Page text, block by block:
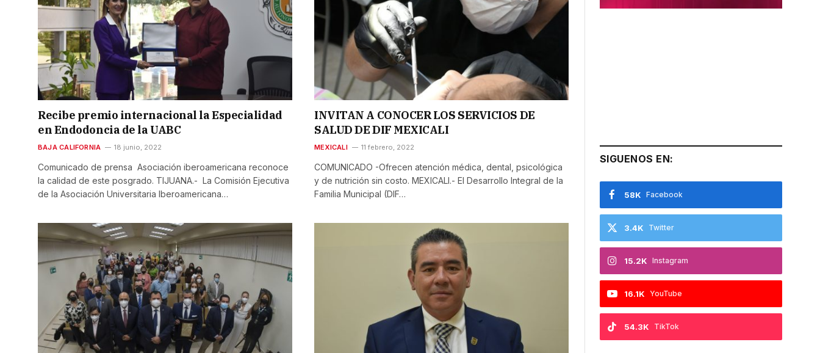
Recibe premio internacional la Especialidad
en Endodoncia de la UABC
BAJA CALIFORNIA 18 junio, 2022
Comunicado de prensa Asociación iberoamericana reconoce
la calidad de este posgrado. TIJUANA.- La Comisión Ejecutiva
de la Asociación Universitaria Iberoamericana…
INVITAN A CONOCER LOS SERVICIOS DE
SALUD DE DIF MEXICALI
MEXICALI 11 febrero, 2022
COMUNICADO -Ofrecen atención médica, dental, psicológica
y de nutrición sin costo. MEXICALI.- El Desarrollo Integral de la
Familia Municipal (DIF…
SIGUENOS EN:
Facebook
58K
Twitter
3.4K
Instagram
15.2K
YouTube
16.1K
TikTok
54.3K